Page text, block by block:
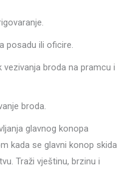
posadu ili oficire.
broda na pramcu i
broda.
glavnog konopa
kada se glavni konop skida
Traži vještinu, brzinu i